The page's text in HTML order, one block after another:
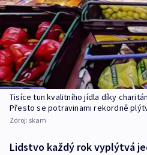
Tisíce tun kvalitního jídla díky
Přesto se potravinami rekordně
Zdroj: skam
Lidstvo každý rok vyplýtvá